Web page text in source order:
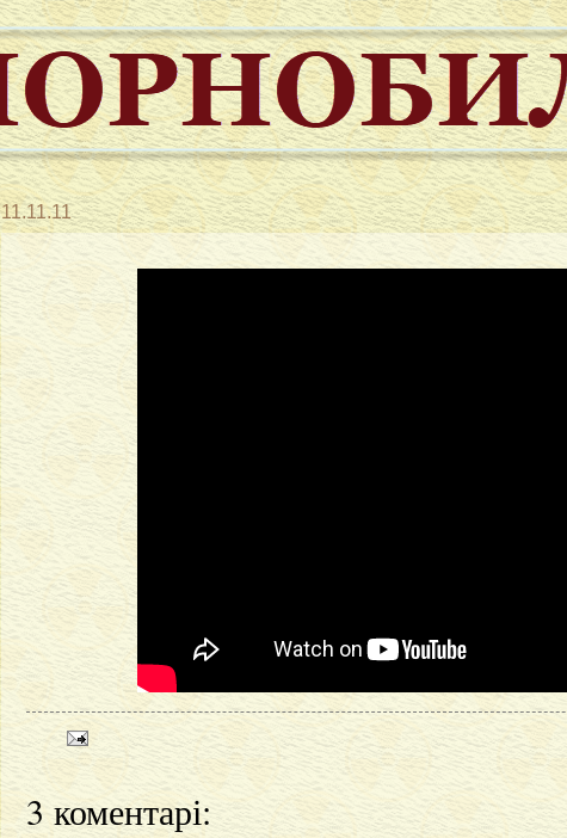
11.11.11
3 коментарі: